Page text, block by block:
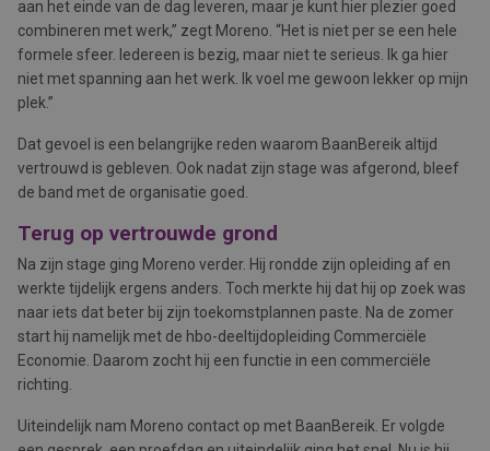
aan het einde van de dag leveren, maar je kunt hier plezier goed
combineren met werk,” zegt Moreno. “Het is niet per se een hele
formele sfeer. Iedereen is bezig, maar niet te serieus. Ik ga hier
niet met spanning aan het werk. Ik voel me gewoon lekker op mijn
plek.”
Dat gevoel is een belangrijke reden waarom BaanBereik altijd
vertrouwd is gebleven. Ook nadat zijn stage was afgerond, bleef
de band met de organisatie goed.
Terug op vertrouwde grond
Na zijn stage ging Moreno verder. Hij rondde zijn opleiding af en
werkte tijdelijk ergens anders. Toch merkte hij dat hij op zoek was
naar iets dat beter bij zijn toekomstplannen paste. Na de zomer
start hij namelijk met de hbo-deeltijdopleiding Commerciële
Economie. Daarom zocht hij een functie in een commerciële
richting.
Uiteindelijk nam Moreno contact op met BaanBereik. Er volgde